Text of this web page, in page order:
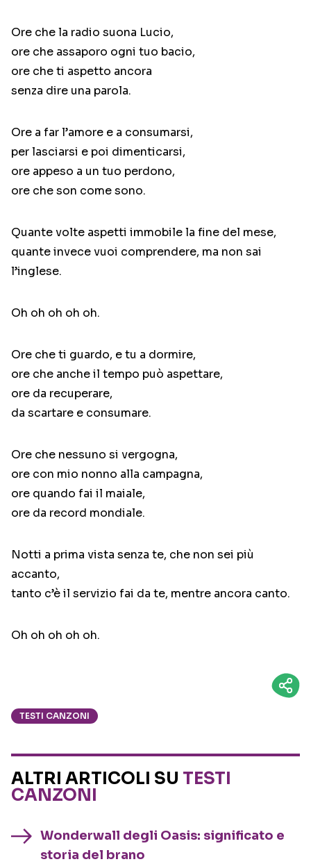
Ore che la radio suona Lucio,
ore che assaporo ogni tuo bacio,
ore che ti aspetto ancora
senza dire una parola.
Ore a far l’amore e a consumarsi,
per lasciarsi e poi dimenticarsi,
ore appeso a un tuo perdono,
ore che son come sono.
Quante volte aspetti immobile la fine del mese,
quante invece vuoi comprendere, ma non sai
l’inglese.
Oh oh oh oh oh.
Ore che ti guardo, e tu a dormire,
ore che anche il tempo può aspettare,
ore da recuperare,
da scartare e consumare.
Ore che nessuno si vergogna,
ore con mio nonno alla campagna,
ore quando fai il maiale,
ore da record mondiale.
Notti a prima vista senza te, che non sei più
accanto,
tanto c’è il servizio fai da te, mentre ancora canto.
Oh oh oh oh oh.
TESTI CANZONI
ALTRI ARTICOLI SU TESTI
CANZONI
Wonderwall degli Oasis: significato e
storia del brano